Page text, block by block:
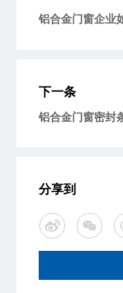
铝合金门窗企业
下一条
铝合金门窗密封
分享到